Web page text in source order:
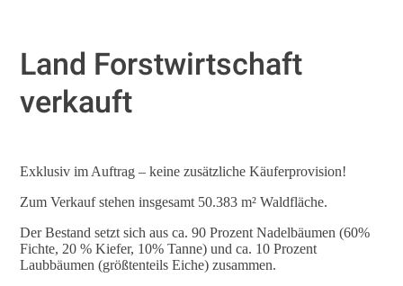
Land Forstwirtschaft
verkauft
Exklusiv im Auftrag – keine zusätzliche Käuferprovision!
Zum Verkauf stehen insgesamt 50.383 m² Waldfläche.
Der Bestand setzt sich aus ca. 90 Prozent Nadelbäumen (60%
Fichte, 20 % Kiefer, 10% Tanne) und ca. 10 Prozent
Laubbäumen (größtenteils Eiche) zusammen.